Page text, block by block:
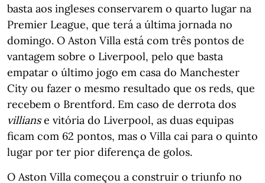
basta aos ingleses conservarem o quarto lugar na
Premier League, que terá a última jornada no
domingo. O Aston Villa está com três pontos de
vantagem sobre o Liverpool, pelo que basta
empatar o último jogo em casa do Manchester
City ou fazer o mesmo resultado que os reds, que
recebem o Brentford. Em caso de derrota dos
villianse vitória do Liverpool, as duas equipas
ficam com 62 pontos, mas o Villa cai para o quinto
lugar por ter pior diferença de golos.
O Aston Villa começou a construir o triunfo no